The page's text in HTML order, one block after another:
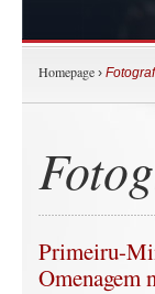
Homepage ›
Primeiru-
Omenagem